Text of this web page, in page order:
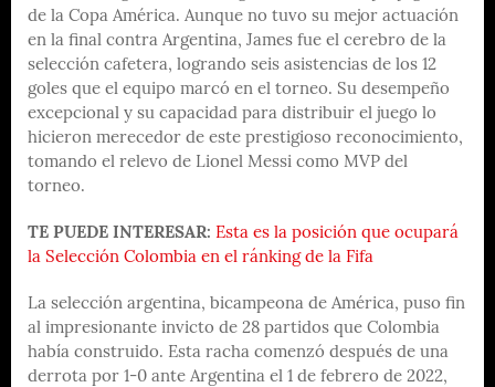
de la Copa América. Aunque no tuvo su mejor actuación
en la final contra Argentina, James fue el cerebro de la
selección cafetera, logrando seis asistencias de los 12
goles que el equipo marcó en el torneo. Su desempeño
excepcional y su capacidad para distribuir el juego lo
hicieron merecedor de este prestigioso reconocimiento,
tomando el relevo de Lionel Messi como MVP del
torneo.
TE PUEDE INTERESAR: Esta es la posición que ocupará
la Selección Colombia en el ránking de la Fifa
La selección argentina, bicampeona de América, puso fin
al impresionante invicto de 28 partidos que Colombia
había construido. Esta racha comenzó después de una
derrota por 1-0 ante Argentina el 1 de febrero de 2022,